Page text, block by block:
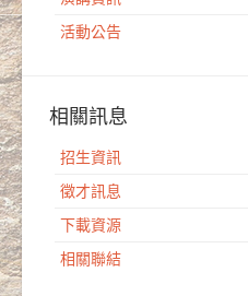
活動公告
相關訊息
招生資訊
徵才訊息
下載資源
相關聯結